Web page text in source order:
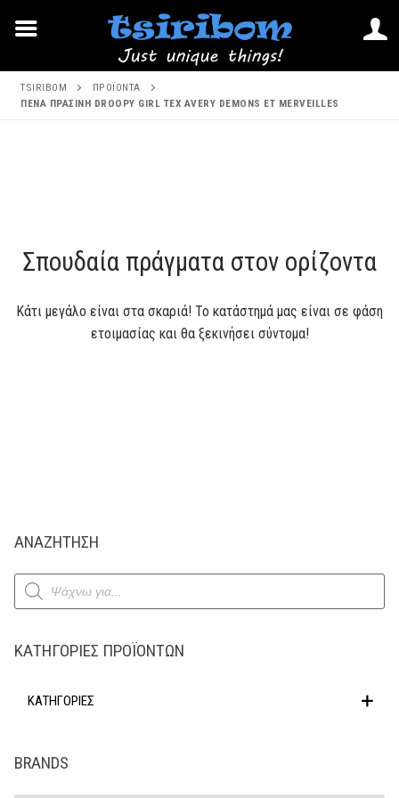
Μετάβαση
TSIRIBOM
ΠΡΟΪΌΝΤΑ
ΠΕΝΑ ΠΡΑΣΙΝΗ DROOPY GIRL TEX AVERY DEMONS ET MERVEILLES
Σπουδαία πράγματα στον ορίζοντα
Κάτι μεγάλο είναι στα σκαριά! Το κατάστημά μας είναι σε φάση
ετοιμασίας και θα ξεκινήσει σύντομα!
ΑΝΑΖΗΤΗΣΗ
Products
search
ΚΑΤΗΓΟΡΊΕΣ ΠΡΟΪΌΝΤΩΝ
ΚΑΤΗΓΟΡΙΕΣ
BRANDS